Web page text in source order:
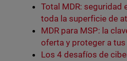
Total MDR: seguridad
toda la superficie de
MDR para MSP: la
oferta y proteger a
Los 4 desafíos de